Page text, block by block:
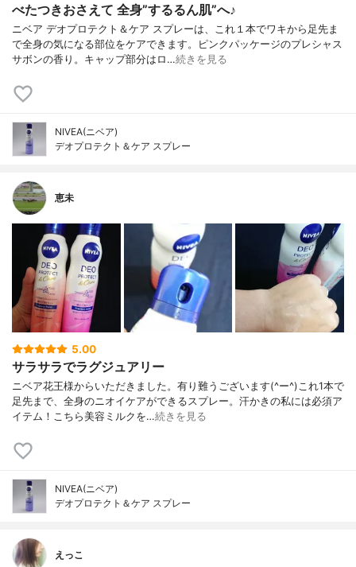
べたつきおさえて 全身”するるん肌”へ♪
ニベア デオプロテクト＆ケア スプレーは、これ１本でワキから足先ま
で全身の気になる部位をケアできます。ピンクパッケージのプレシャス
サボンの香り。キャップ部分はロ…続きを見る
NIVEA(ニベア)
デオプロテクト＆ケア スプレー
恵未
5.00
サラサラでラグジュアリー
ニベア花王様からいただきました。有り難うございます(^ー^)これ1本で
足先まで、全身のニオイケアができるスプレー。汗かきの私には必須ア
イテム！こちら美容ミルクを…続きを見る
NIVEA(ニベア)
デオプロテクト＆ケア スプレー
えっこ